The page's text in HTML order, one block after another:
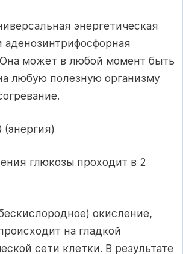
энергетическая
аденозинтрифосфорная
может в любой момент быть
любую полезную организму
глюкозы проходит в 2
окисление,
на гладкой
сети клетки. В результате